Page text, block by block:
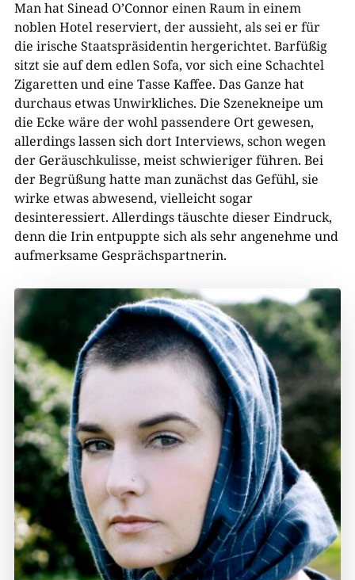
Man hat Sinead O’Connor einen Raum in einem
noblen Hotel reserviert, der aussieht, als sei er für
die irische Staatspräsidentin hergerichtet. Barfüßig
sitzt sie auf dem edlen Sofa, vor sich eine Schachtel
Zigaretten und eine Tasse Kaffee. Das Ganze hat
durchaus etwas Unwirkliches. Die Szenekneipe um
die Ecke wäre der wohl passendere Ort gewesen,
allerdings lassen sich dort Interviews, schon wegen
der Geräuschkulisse, meist schwieriger führen. Bei
der Begrüßung hatte man zunächst das Gefühl, sie
wirke etwas abwesend, vielleicht sogar
desinteressiert. Allerdings täuschte dieser Eindruck,
denn die Irin entpuppte sich als sehr angenehme und
aufmerksame Gesprächspartnerin.